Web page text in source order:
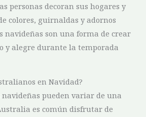
personas decoran sus hogares y
​colores, ‌guirnaldas ‍y adornos
navideñas son una ⁤forma de crear⁢
y alegre durante la temporada⁣
en Navidad?
navideñas pueden variar ‌de una
es común disfrutar de